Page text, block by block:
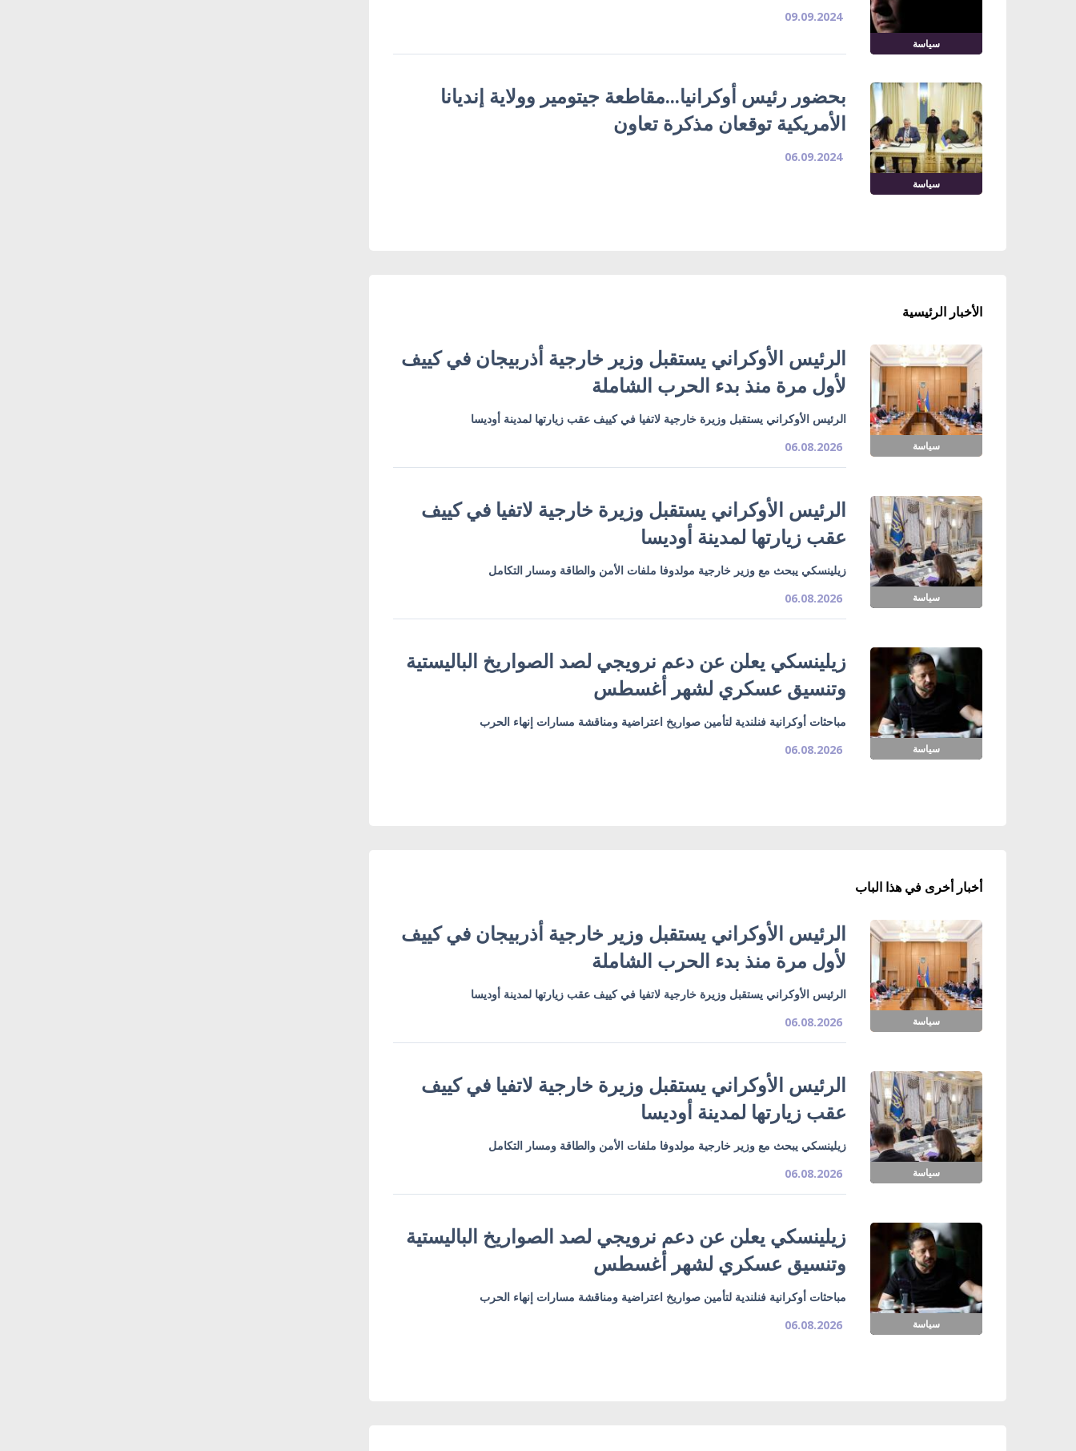
سياسة
09.09.2024
سياسة
بحضور رئيس أوكرانيا...مقاطعة جيتومير وولاية إنديانا
الأمريكية توقعان مذكرة تعاون
06.09.2024
الأخبار الرئيسية
سياسة
الرئيس الأوكراني يستقبل وزير خارجية أذربيجان في كييف
لأول مرة منذ بدء الحرب الشاملة
الرئيس الأوكراني يستقبل وزيرة خارجية لاتفيا في كييف عقب زيارتها لمدينة أوديسا
06.08.2026
سياسة
الرئيس الأوكراني يستقبل وزيرة خارجية لاتفيا في كييف
عقب زيارتها لمدينة أوديسا
زيلينسكي يبحث مع وزير خارجية مولدوفا ملفات الأمن والطاقة ومسار التكامل
06.08.2026
سياسة
زيلينسكي يعلن عن دعم نرويجي لصد الصواريخ الباليستية
وتنسيق عسكري لشهر أغسطس
مباحثات أوكرانية فنلندية لتأمين صواريخ اعتراضية ومناقشة مسارات إنهاء الحرب
06.08.2026
أخبار أخرى في هذا الباب
سياسة
الرئيس الأوكراني يستقبل وزير خارجية أذربيجان في كييف
لأول مرة منذ بدء الحرب الشاملة
الرئيس الأوكراني يستقبل وزيرة خارجية لاتفيا في كييف عقب زيارتها لمدينة أوديسا
06.08.2026
سياسة
الرئيس الأوكراني يستقبل وزيرة خارجية لاتفيا في كييف
عقب زيارتها لمدينة أوديسا
زيلينسكي يبحث مع وزير خارجية مولدوفا ملفات الأمن والطاقة ومسار التكامل
06.08.2026
سياسة
زيلينسكي يعلن عن دعم نرويجي لصد الصواريخ الباليستية
وتنسيق عسكري لشهر أغسطس
مباحثات أوكرانية فنلندية لتأمين صواريخ اعتراضية ومناقشة مسارات إنهاء الحرب
06.08.2026